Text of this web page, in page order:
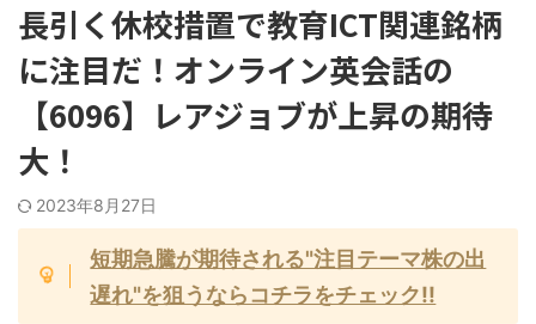
長引く休校措置で教育ICT関連銘柄
に注目だ！オンライン英会話の
【6096】レアジョブが上昇の期待
大！
2023年8月27日
短期急騰が期待される"注目テーマ株の出
遅れ"を狙うならコチラをチェック!!